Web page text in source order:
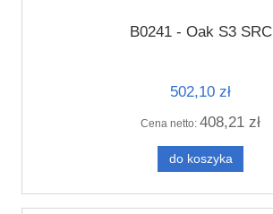
B0241 - Oak S3 SRC
502,10 zł
Cena netto: 408,21 zł
do koszyka